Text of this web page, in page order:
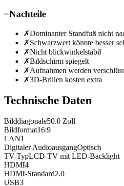
−Nachteile
✗Dominanter Standfuß nicht
✗Schwarzwert könnte besser
✗Nicht blickwinkelstabil
✗Bildschirm spiegelt
✗Aufnahmen werden
✗3D-Brillen kosten extra
Technische Daten
Bilddiagonale50.0 Zoll
Bildformat16:9
LAN1
Digitaler AudioausgangOptisch
TV-TypLCD-TV mit LED-Backlight
HDMI4
HDMI-Standard2.0
USB3